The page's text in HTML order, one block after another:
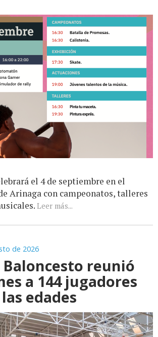
el 4 de septiembre en el
Arinaga con campeonatos, talleres
Leer más...
de 2026
Baloncesto reunió
a 144 jugadores
edades